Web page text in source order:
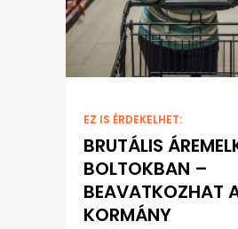
EZ IS ÉRDEKELHET:
BRUTÁLIS
BOLTOKBAN –
BEAVATKOZHAT
KORMÁNY